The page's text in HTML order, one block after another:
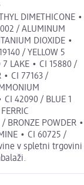
DIMETHICONE •
/ ALUMINUM
DIOXIDE •
/ YELLOW 5
7 LAKE • CI 15880 /
• CI 77163 /
CI 42090 / BLUE 1
BRONZE POWDER •
• CI 60725 /
v spletni trgovini